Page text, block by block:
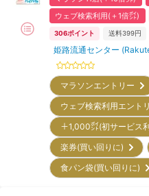
ウェブ検索利用(＋1倍㌽)
306ポイント 送料399円
姫路流通センター
マラソンエントリー
ウェブ検索利用エン
＋1,000㌽(初サービ
楽券(買い回りに)
食パン袋(買い回りに)